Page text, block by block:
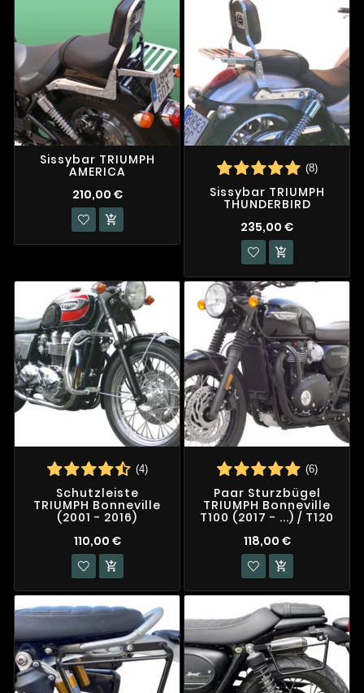
Sissybar TRIUMPH
AMERICA
210,00 €

(8)
Sissybar TRIUMPH
THUNDERBIRD
235,00 €

(4)
Schutzleiste
TRIUMPH Bonneville
(2001 - 2016)
110,00 €

(6)
Paar Sturzbügel
TRIUMPH Bonneville
T100 (2017 - ...) / T120
118,00 €
